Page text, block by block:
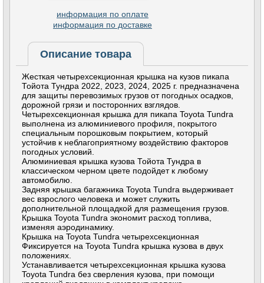
информация по оплате
информация по доставке
Описание товара
Жесткая четырехсекционная крышка на кузов пикапа
Тойота Тундра 2022, 2023, 2024, 2025 г. предназначена
для защиты перевозимых грузов от погодных осадков,
дорожной грязи и посторонних взглядов.
Четырехсекционная крышка для пикапа Toyota Tundra
выполнена из алюминиевого профиля, покрытого
специальным порошковым покрытием, который
устойчив к неблагоприятному воздействию факторов
погодных условий.
Алюминиевая крышка кузова Тойота Тундра в
классическом черном цвете подойдет к любому
автомобилю.
Задняя крышка багажника Toyota Tundra выдерживает
вес взрослого человека и может служить
дополнительной площадкой для размещения грузов.
Крышка Toyota Tundra экономит расход топлива,
изменяя аэродинамику.
Крышка на Toyota Tundra четырехсекционная
Фиксируется на Toyota Tundra крышка кузова в двух
положениях.
Устанавливается четырехсекционная крышка кузова
Toyota Tundra без сверления кузова, при помощи